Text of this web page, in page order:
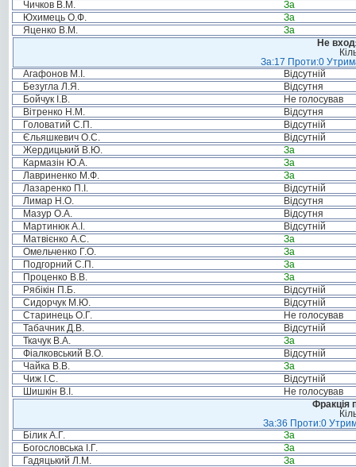
Чичков В.М.
За
Юхимець О.Ф.
За
Яценко В.М.
За
Не
За:17 Проти:0
Агафонов М.І.
Відсутній
Безугла Л.Я.
Відсутня
Бойчук І.В.
Не голосував
Вітренко Н.М.
Відсутня
Головатий С.П.
Відсутній
Єльяшкевич О.С.
Відсутній
Жердицький В.Ю.
За
Кармазін Ю.А.
За
Лавриненко М.Ф.
За
Лазаренко П.І.
Відсутній
Лимар Н.О.
Відсутня
Мазур О.А.
Відсутня
Мартинюк А.І.
Відсутній
Матвієнко А.С.
За
Омельченко Г.О.
За
Подгорний С.П.
За
Проценко В.В.
За
Рябікін П.Б.
Відсутній
Сидорчук М.Ю.
Відсутній
Старинець О.Г.
Не голосував
Табачник Д.В.
Відсутній
Ткачук В.А.
За
Фіалковський В.О.
Відсутній
Чайка В.В.
За
Чиж І.С.
Відсутній
Шишкін В.І.
Не голосував
Фракція
За:36 Проти:0
Білик А.Г.
За
Богословська І.Г.
За
Гадяцький Л.М.
За